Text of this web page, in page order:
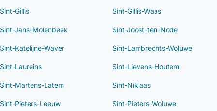
Sint-Gillis Sint-Gillis-Waas
Sint-Jans-Molenbeek Sint-Joost-ten-Node
Sint-Katelijne-Waver Sint-Lambrechts-Woluwe
Sint-Laureins Sint-Lievens-Houtem
Sint-Martens-Latem Sint-Niklaas
Sint-Pieters-Leeuw Sint-Pieters-Woluwe